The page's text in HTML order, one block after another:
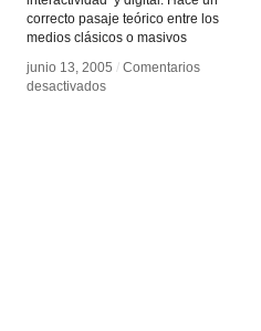
correcto pasaje teórico entre los
medios clásicos o masivos
junio 13, 2005 / Comentarios
desactivadosen
junio 13, 2005 / Comentarios
desactivadosen